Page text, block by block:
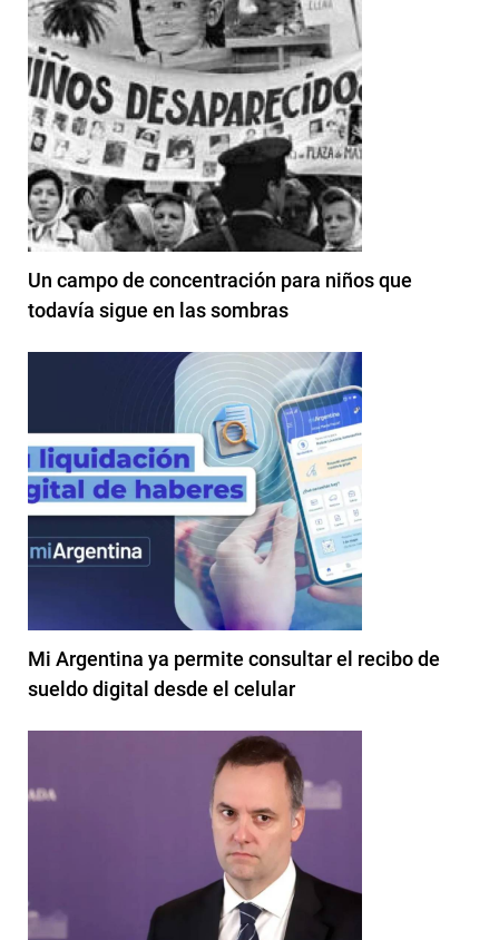
Un campo de concentración para niños que
todavía sigue en las sombras
Mi Argentina ya permite consultar el recibo de
sueldo digital desde el celular